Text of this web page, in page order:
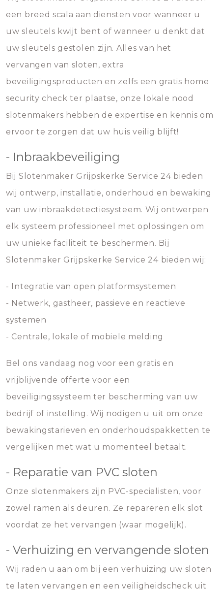
een breed scala aan diensten voor wanneer u
uw sleutels kwijt bent of wanneer u denkt dat
uw sleutels gestolen zijn. Alles van het
vervangen van sloten, extra
beveiligingsproducten en zelfs een gratis home
security check ter plaatse, onze lokale nood
slotenmakers hebben de expertise en kennis om
ervoor te zorgen dat uw huis veilig blijft!
- Inbraakbeveiliging
Bij Slotenmaker Grijpskerke Service 24 bieden
wij ontwerp, installatie, onderhoud en bewaking
van uw inbraakdetectiesysteem. Wij ontwerpen
elk systeem professioneel met oplossingen om
uw unieke faciliteit te beschermen. Bij
Slotenmaker Grijpskerke Service 24 bieden wij:
- Integratie van open platformsystemen
- Netwerk, gastheer, passieve en reactieve
systemen
- Centrale, lokale of mobiele melding
Bel ons vandaag nog voor een gratis en
vrijblijvende offerte voor een
beveiligingssysteem ter bescherming van uw
bedrijf of instelling. Wij nodigen u uit om onze
bewakingstarieven en onderhoudspakketten te
vergelijken met wat u momenteel betaalt.
- Reparatie van PVC sloten
Onze slotenmakers zijn PVC-specialisten, voor
zowel ramen als deuren. Ze repareren elk slot
voordat ze het vervangen (waar mogelijk).
- Verhuizing en vervangende sloten
Wij raden u aan om bij een verhuizing uw sloten
te laten vervangen en een veiligheidscheck uit